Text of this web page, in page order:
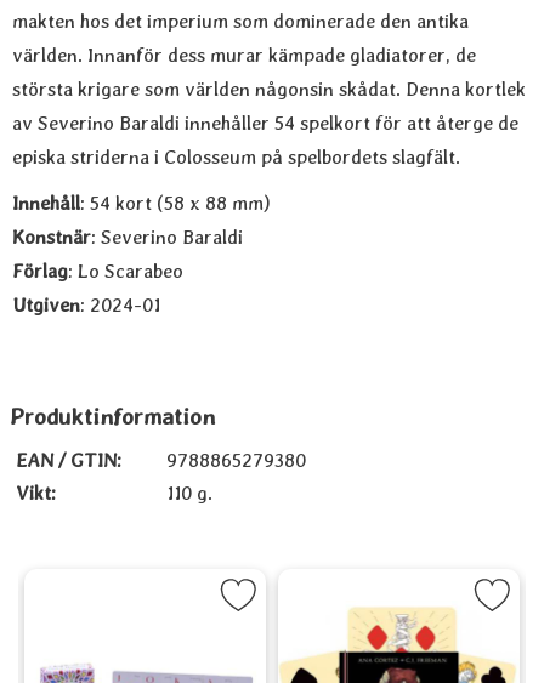
makten hos det imperium som dominerade den antika
världen. Innanför dess murar kämpade gladiatorer, de
största krigare som världen någonsin skådat. Denna kortlek
av Severino Baraldi innehåller 54 spelkort för att återge de
episka striderna i Colosseum på spelbordets slagfält.
Innehåll: 54 kort (58 x 88 mm)
Konstnär: Severino Baraldi
Förlag: Lo Scarabeo
Utgiven: 2024-01
Produktinformation
EAN / GTIN:
9788865279380
Vikt:
110 g.
Markera Mandala Spel & Orakelkort som favorit
Markera Playing card